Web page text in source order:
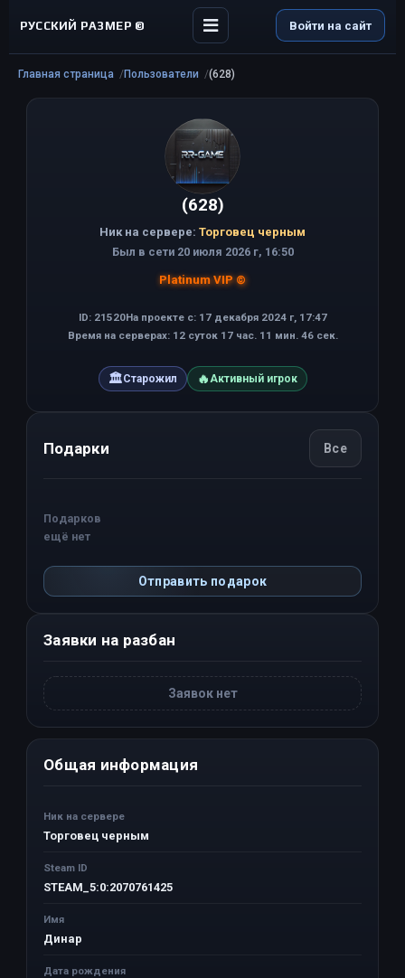
РУССКИЙ РАЗМЕР © Войти на сайт
Главная страница Пользователи (628)
(628)
Ник на сервере: Торговец черным
Был в сети 20 июля 2026 г, 16:50
Platinum VIP ©
ID: 21520На проекте с: 17 декабря 2024 г, 17:47
Время на серверах: 12 суток 17 час. 11 мин. 46 сек.
🏛Старожил 🔥Активный игрок
Подарки Все
Подарков
ещё нет
Отправить подарок
Заявки на разбан
Заявок нет
Общая информация
Ник на сервере
Торговец черным
Steam ID
STEAM_5:0:2070761425
Имя
Динар
Дата рождения